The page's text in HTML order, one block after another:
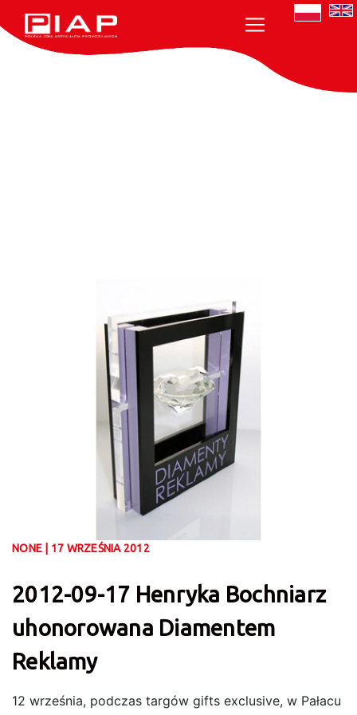
NONE | 17 WRZEŚNIA 2012
2012-09-17 Henryka Bochniarz
uhonorowana Diamentem
Reklamy
12 września, podczas targów gifts exclusive, w Pałacu